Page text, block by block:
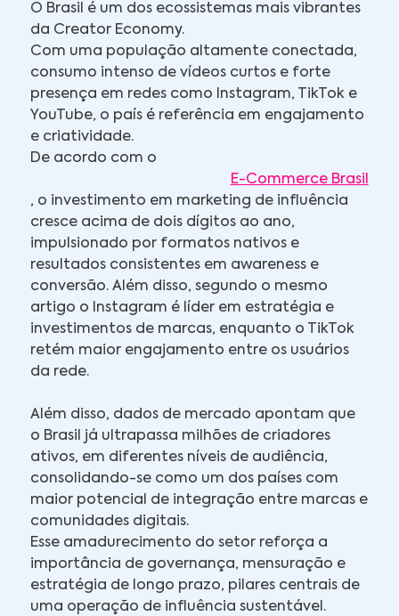
O Brasil é um dos ecossistemas mais vibrantes
da Creator Economy.
Com uma população altamente conectada,
consumo intenso de vídeos curtos e forte
presença em redes como Instagram, TikTok e
YouTube, o país é referência em engajamento
e criatividade.
De acordo com o
E-Commerce Brasil
, o investimento em marketing de influência
cresce acima de dois dígitos ao ano,
impulsionado por formatos nativos e
resultados consistentes em awareness e
conversão. Além disso, segundo o mesmo
artigo o Instagram é líder em estratégia e
investimentos de marcas, enquanto o TikTok
retém maior engajamento entre os usuários
da rede.
Além disso, dados de mercado apontam que
o Brasil já ultrapassa milhões de criadores
ativos, em diferentes níveis de audiência,
consolidando-se como um dos países com
maior potencial de integração entre marcas e
comunidades digitais.
Esse amadurecimento do setor reforça a
importância de governança, mensuração e
estratégia de longo prazo, pilares centrais de
uma operação de influência sustentável.